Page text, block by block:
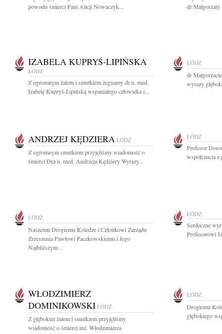
powodu śmierci Pani Alicji Nowaczyk...
dr
IZABELA KUPRYŚ-LIPIŃSKA
ŁÓDŹ
Z ogromnym żalem i smutkiem żegnamy dr n. med.
Izabelę Kupryś-Lipińską wspaniałego człowieka i...
ŁÓDŹ
dr
wyrazy
ANDRZEJ KĘDZIERA ŁÓDŹ
Z ogromnym smutkiem przyjęliśmy wiadomość o
śmierci Dra n. med. Andrzeja Kędziery Wyrazy...
ŁÓDŹ
Profesor
współczucia
ŁÓDŹ
Naszemu Drogiemu Koledze i Członkowi Zarządu
Zrzeszenia Pawłowi Paczkowskiemu i Jego
Najbliższym...
ŁÓDŹ
Serdeczne
Profesorowi
WŁODZIMIERZ
DOMINIKOWSKI ŁÓDŹ
Z głębokim żalem i smutkiem przyjęliśmy
wiadomość o śmierci inż. Włodzimierza
ŁÓDŹ
Drogiemu
głębokiego